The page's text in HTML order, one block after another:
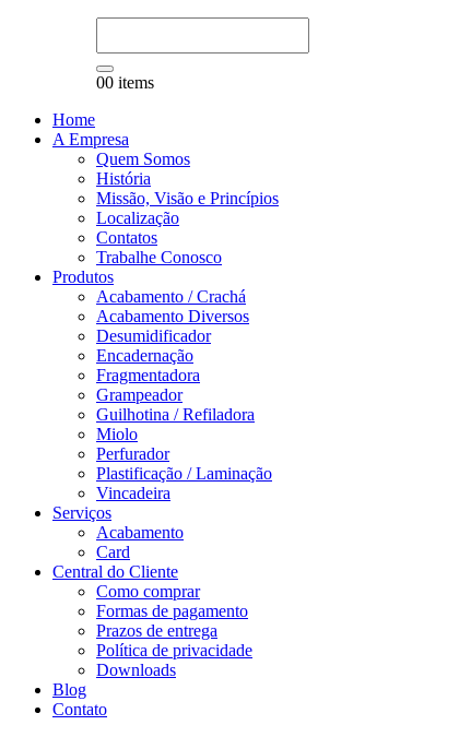
00 items
Home
A Empresa
Quem Somos
História
Missão, Visão e Princípios
Localização
Contatos
Trabalhe Conosco
Produtos
Acabamento / Crachá
Acabamento Diversos
Desumidificador
Encadernação
Fragmentadora
Grampeador
Guilhotina / Refiladora
Miolo
Perfurador
Plastificação / Laminação
Vincadeira
Serviços
Acabamento
Card
Central do Cliente
Como comprar
Formas de pagamento
Prazos de entrega
Política de privacidade
Downloads
Blog
Contato